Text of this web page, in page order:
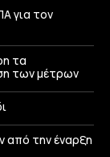
για τον
τα
των μέτρων
από την έναρξη